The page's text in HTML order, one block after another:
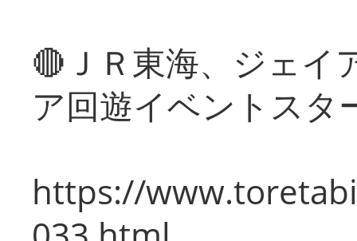
🔴ＪＲ東海、ジェイ
ア回遊イベントスタ
https://